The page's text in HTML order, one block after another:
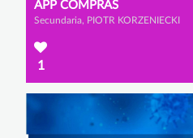
APP COMPRAS
Secundaria, PIOTR KORZENIECKI
1